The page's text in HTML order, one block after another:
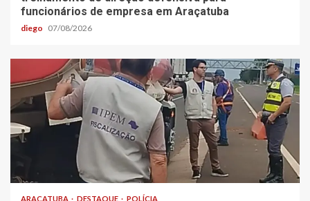
funcionários de empresa em Araçatuba
diego 07/08/2026
ARAÇATUBA DESTAQUE POLÍCIA